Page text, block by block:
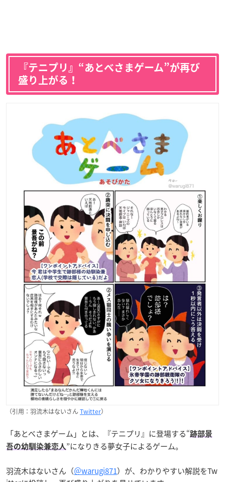
『テニプリ』“あとべさまゲーム”が再び
盛り上がる！
（引用：羽流木はないさんTwitter）
「あとべさまゲーム」とは、『テニプリ』に登場する“跡部景
吾の幼馴染兼恋人 ”になりきる夢女子によるゲーム。
羽流木はないさん（＠warugi871）が、わかりやすい解説をTw